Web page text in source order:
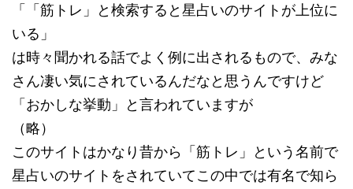
「「筋トレ」と検索すると星占いのサイトが上位に
いる」
は時々聞かれる話でよく例に出されるもので、みな
さん凄い気にされているんだなと思うんですけど
「おかしな挙動」と言われていますが
（略）
このサイトはかなり昔から「筋トレ」という名前で
星占いのサイトをされていてこの中では有名で知ら